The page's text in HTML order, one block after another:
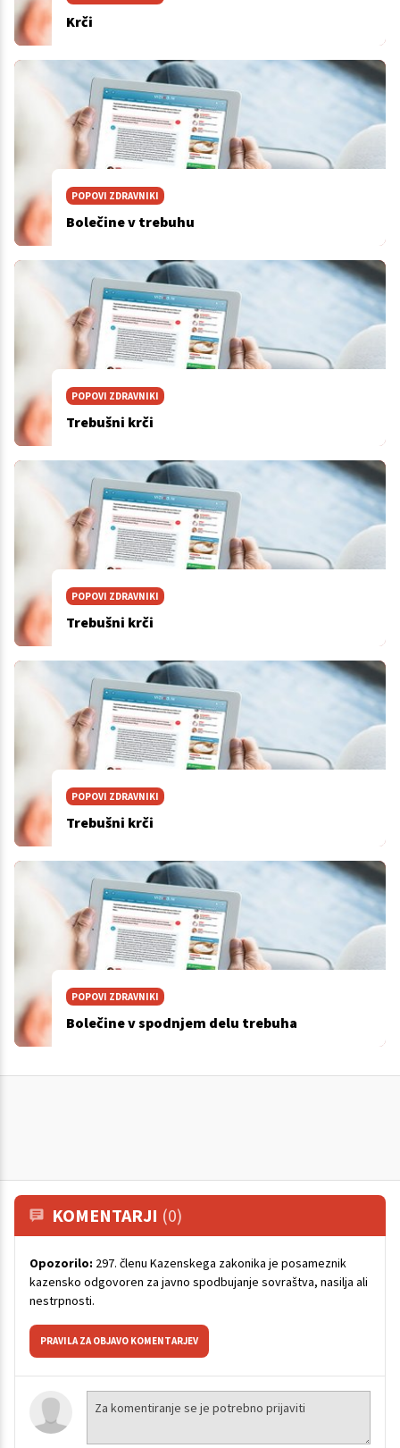
Krči
POPOVI ZDRAVNIKI
Bolečine v trebuhu
POPOVI ZDRAVNIKI
Trebušni krči
POPOVI ZDRAVNIKI
Trebušni krči
POPOVI ZDRAVNIKI
Trebušni krči
POPOVI ZDRAVNIKI
Bolečine v spodnjem delu trebuha
KOMENTARJI (0)
Opozorilo: 297. členu Kazenskega zakonika je posameznik
kazensko odgovoren za javno spodbujanje sovraštva, nasilja ali
nestrpnosti.
PRAVILA ZA OBJAVO KOMENTARJEV